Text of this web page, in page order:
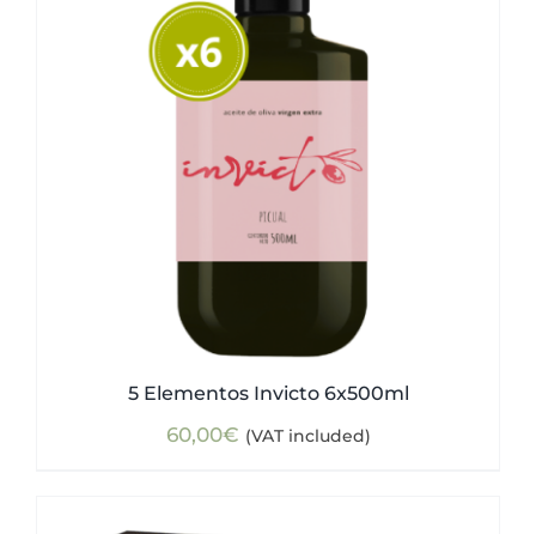
5 Elementos Invicto 6x500ml
60,00€ (VAT included)